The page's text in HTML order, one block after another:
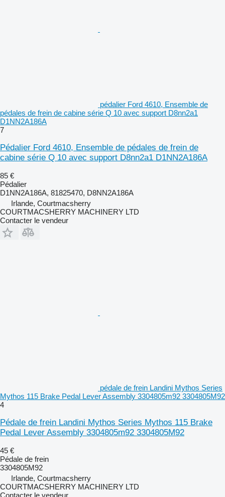
pédalier Ford 4610, Ensemble de
pédales de frein de cabine série Q 10 avec support D8nn2a1
D1NN2A186A
7
Pédalier Ford 4610, Ensemble de pédales de frein de
cabine série Q 10 avec support D8nn2a1 D1NN2A186A
85 €
Pédalier
D1NN2A186A, 81825470, D8NN2A186A
Irlande, Courtmacsherry
COURTMACSHERRY MACHINERY LTD
Contacter le vendeur
pédale de frein Landini Mythos Series
Mythos 115 Brake Pedal Lever Assembly 3304805m92 3304805M92
4
Pédale de frein Landini Mythos Series Mythos 115 Brake
Pedal Lever Assembly 3304805m92 3304805M92
45 €
Pédale de frein
3304805M92
Irlande, Courtmacsherry
COURTMACSHERRY MACHINERY LTD
Contacter le vendeur